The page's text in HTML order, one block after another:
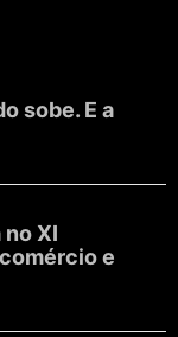
sobe. E a
XI
e